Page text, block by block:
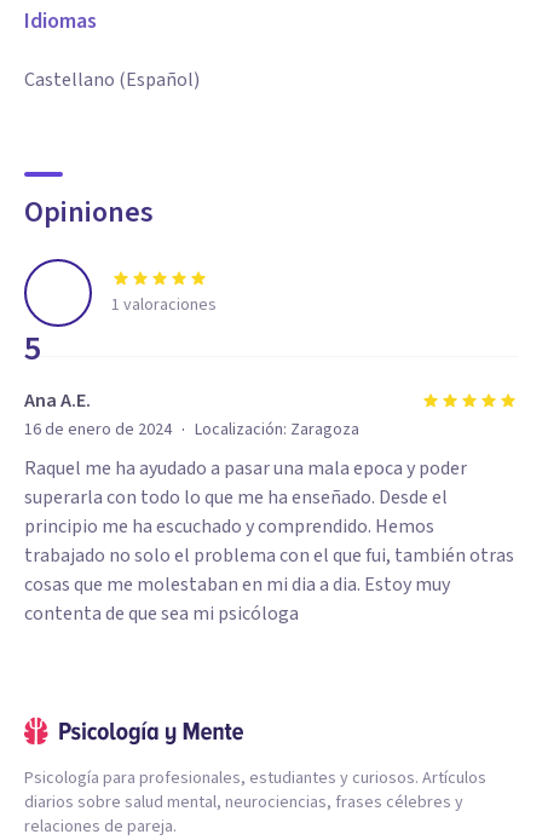
Idiomas
Castellano (Español)
Opiniones
5
1 valoraciones
Ana A.E.
16 de enero de 2024 · Localización: Zaragoza
Raquel me ha ayudado a pasar una mala epoca y poder
superarla con todo lo que me ha enseñado. Desde el
principio me ha escuchado y comprendido. Hemos
trabajado no solo el problema con el que fui, también otras
cosas que me molestaban en mi dia a dia. Estoy muy
contenta de que sea mi psicóloga
Psicología para profesionales, estudiantes y curiosos. Artículos
diarios sobre salud mental, neurociencias, frases célebres y
relaciones de pareja.